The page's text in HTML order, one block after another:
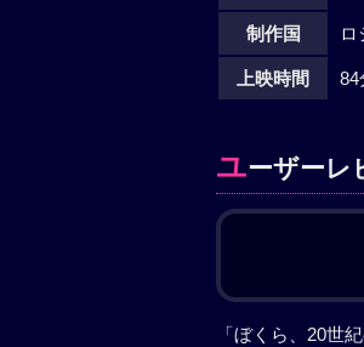
制作国 ロ
上映時間 84
ユーザーレ
「ぼくら、20世